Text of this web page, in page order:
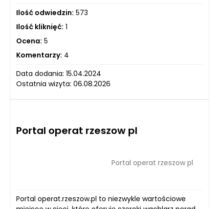
Ilość odwiedzin: 573
Ilość kliknięć: 1
Ocena: 5
Komentarzy: 4
Data dodania: 15.04.2024
Ostatnia wizyta: 06.08.2026
Portal operat rzeszow pl
Portal operat rzeszow pl
Portal operat.rzeszow.pl to niezwykle wartościowe